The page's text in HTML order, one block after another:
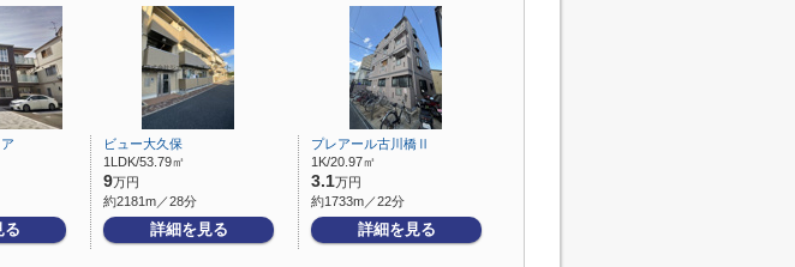
る
ビュー大久保
1LDK/53.79㎡
9万円
約2181m／28分
詳細を見る
プレアール古川橋Ⅱ
1K/20.97㎡
3.1万円
約1733m／22分
詳細を見る